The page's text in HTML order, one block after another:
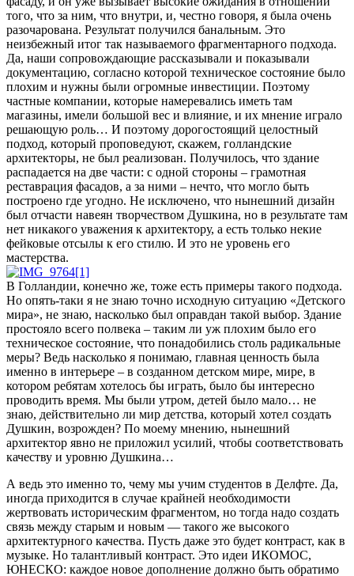
того, что за ним, что внутри, и, честно говоря, я была очень
разочарована. Результат получился банальным. Это
неизбежный итог так называемого фрагментарного подхода.
Да, наши сопровождающие рассказывали и показывали
документацию, согласно которой техническое состояние было
плохим и нужны были огромные инвестиции. Поэтому
частные компании, которые намеревались иметь там
магазины, имели большой вес и влияние, и их мнение играло
решающую роль… И поэтому дорогостоящий целостный
подход, который проповедуют, скажем, голландские
архитекторы, не был реализован. Получилось, что здание
распадается на две части: с одной стороны – грамотная
реставрация фасадов, а за ними – нечто, что могло быть
построено где угодно. Не исключено, что нынешний дизайн
был отчасти навеян творчеством Душкина, но в результате там
нет никакого уважения к архитектору, а есть только некие
фейковые отсылы к его стилю. И это не уровень его
мастерства.
В Голландии, конечно же, тоже есть примеры такого подхода.
Но опять-таки я не знаю точно исходную ситуацию «Детского
мира», не знаю, насколько был оправдан такой выбор. Здание
простояло всего полвека – таким ли уж плохим было его
техническое состояние, что понадобились столь радикальные
меры? Ведь насколько я понимаю, главная ценность была
именно в интерьере – в созданном детском мире, мире, в
котором ребятам хотелось бы играть, было бы интересно
проводить время. Мы были утром, детей было мало… не
знаю, действительно ли мир детства, который хотел создать
Душкин, возрожден? По моему мнению, нынешний
архитектор явно не приложил усилий, чтобы соответствовать
качеству и уровню Душкина…
А ведь это именно то, чему мы учим студентов в Делфте. Да,
иногда приходится в случае крайней необходимости
жертвовать историческим фрагментом, но тогда надо создать
связь между старым и новым — такого же высокого
архитектурного качества. Пусть даже это будет контраст, как в
музыке. Но талантливый контраст. Это идеи ИКОМОС,
ЮНЕСКО: каждое новое дополнение должно быть обратимо